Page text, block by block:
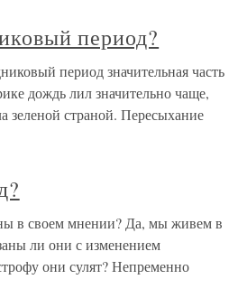
период?
период значительная часть
дождь лил значительно чаще,
страной. Пересыхание
в своем мнении? Да, мы живем в
ли они с изменением
они сулят? Непременно